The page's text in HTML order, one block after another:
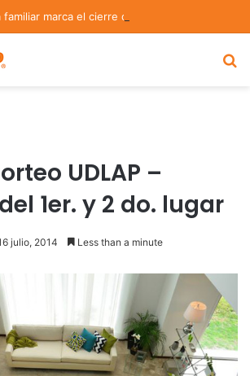
UDLAP –
1er. y 2 do. lugar
julio, 2014 Less than a minute